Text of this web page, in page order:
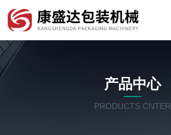
产品中心
PRODUCTS CNTER